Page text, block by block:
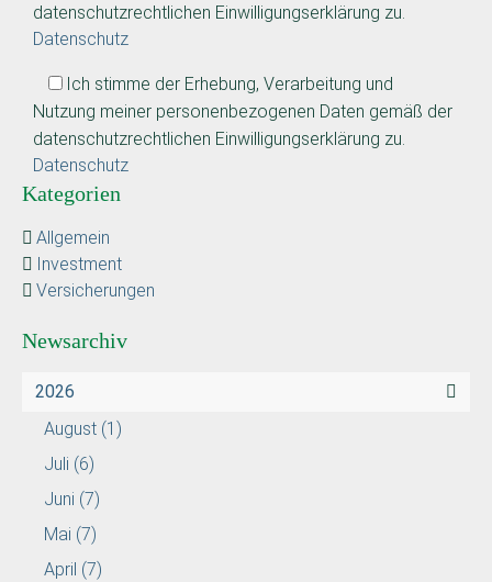
datenschutzrechtlichen Einwilligungserklärung zu.
Datenschutz
Ich stimme der Erhebung, Verarbeitung und
Nutzung meiner personenbezogenen Daten gemäß der
datenschutzrechtlichen Einwilligungserklärung zu.
Datenschutz
Kategorien
Allgemein
Investment
Versicherungen
Newsarchiv
2026
August (1)
Juli (6)
Juni (7)
Mai (7)
April (7)